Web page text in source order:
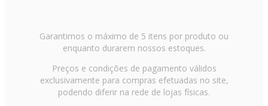
Garantimos o máximo de 5 itens por produto ou
enquanto durarem nossos estoques.
Preços e condições de pagamento válidos
exclusivamente para compras efetuadas no site,
podendo diferir na rede de lojas físicas.